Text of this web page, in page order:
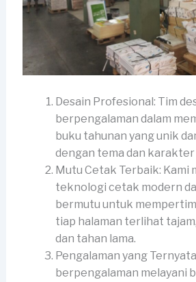
Desain Profesional: Tim
berpengalaman dalam
buku tahunan yang unik
dengan tema dan karakter
Mutu Cetak Terbaik: Kami
teknologi cetak modern
bermutu untuk
tiap halaman terlihat
dan tahan lama.
Pengalaman yang
berpengalaman melayani